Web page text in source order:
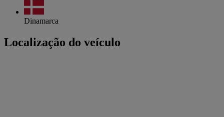
Dinamarca
Localização do veículo